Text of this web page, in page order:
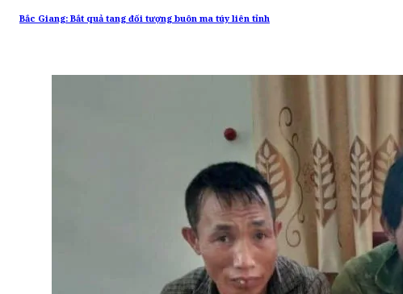
Bắc Giang: Bắt quả tang đối tượng buôn ma túy liên tỉnh